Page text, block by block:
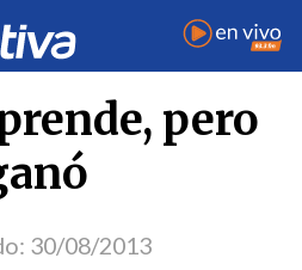
Aguad Kunkar
pero
30/08/2013